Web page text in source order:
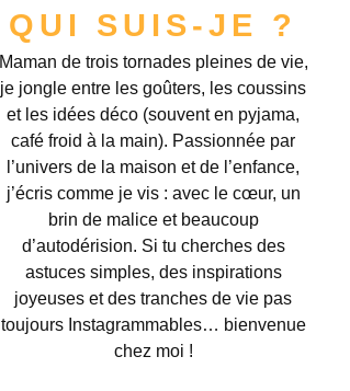
QUI SUIS-JE ?
Maman de trois tornades pleines de vie,
je jongle entre les goûters, les coussins
et les idées déco (souvent en pyjama,
café froid à la main). Passionnée par
l’univers de la maison et de l’enfance,
j’écris comme je vis : avec le cœur, un
brin de malice et beaucoup
d’autodérision. Si tu cherches des
astuces simples, des inspirations
joyeuses et des tranches de vie pas
toujours Instagrammables… bienvenue
chez moi !